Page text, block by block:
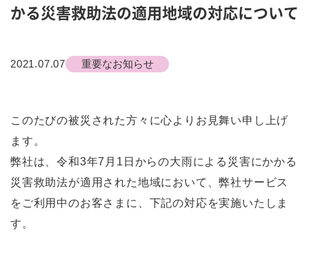
かる災害救助法の適用地域の対応について
2021.07.07 重要なお知らせ
このたびの被災された方々に心よりお見舞い申し上げ
ます。
弊社は、令和3年7月1日からの大雨による災害にかかる
災害救助法が適用された地域において、弊社サービス
をご利用中のお客さまに、下記の対応を実施いたしま
す。